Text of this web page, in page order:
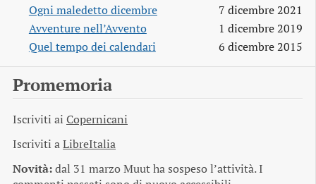
Ogni maledetto dicembre
7 dicembre 2021
Avventure nell’Avvento
1 dicembre 2019
Quel tempo dei calendari
6 dicembre 2015
Promemoria
Iscriviti ai Copernicani
Iscriviti aLibreItalia
Novità:dal 31 marzo Muut ha sospeso l’attività. I